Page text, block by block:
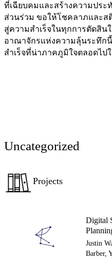
ที่เฉียบคมและสร้างความประ
ส่วนร่วม ขอให้โชคลาภและ
สู่ความสำเร็จในทุกการตัดสิน
อาณาจักรแห่งความลุ้นระทึก
สำเร็จที่น่าภาคภูมิใจตลอดไป
Uncategorized
Projects
Digital
Justin
Barber,